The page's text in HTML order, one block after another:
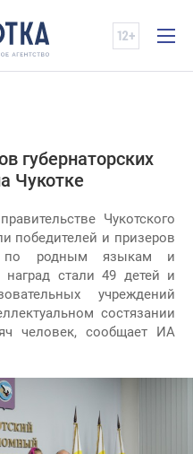
губернаторских
Чукотке
Чукотского
победителей и призеров
по родным языкам и
наград стали 49 детей и
учреждений
состязании
человек, сообщает ИА